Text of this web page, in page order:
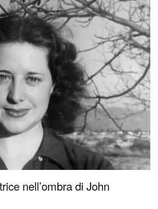
nell’ombra di John